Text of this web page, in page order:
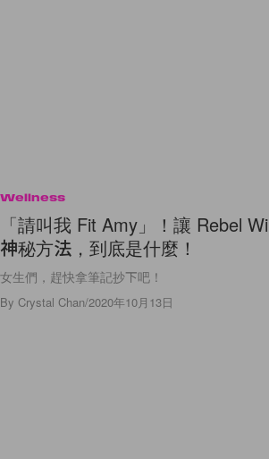
Wellness
「請叫我 Fit Amy」！讓 Rebel
神秘方法，到底是什麼！
女生們，趕快拿筆記抄下吧！
By Crystal Chan/2020年10月13日